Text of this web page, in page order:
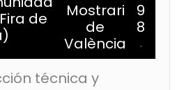
de
Mostrari
de
València
9
8
.
técnica y